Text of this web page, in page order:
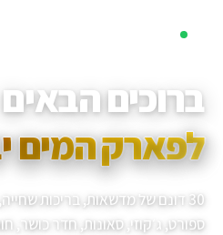
ברוכים הבאים
לפארק המים
30 דונם של מדשאות, בריכות
ספורט, ג׳קוזי, סאונות, חדר כושר,